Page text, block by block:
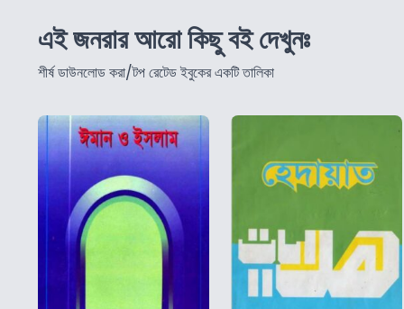
এই জনরার আরো কিছু বই দেখুনঃ
শীর্ষ ডাউনলোড করা/টপ রেটেড ইবুকের একটি তালিকা